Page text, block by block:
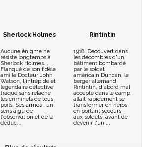
Sherlock Holmes
Aucune énigme ne
résiste longtemps à
Sherlock Holmes...
Flanqué de son fidèle
ami le Docteur John
Watson, l'intrépide et
légendaire détective
traque sans relâche
les criminels de tous
poils. Ses armes : un
sens aigu de
l'observation et de la
déduc...
Rintintin
1918. Découvert dans
les décombres d'un
bâtiment bombardé
par le soldat
américain Duncan, le
berger allemand
Rintintin, d'abord mal
accepté dans le camp,
allait rapidement se
transformer en héros
en portant secours
aux soldats, avant de
devenir l'un ...